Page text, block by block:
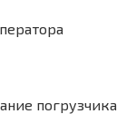
погрузчика